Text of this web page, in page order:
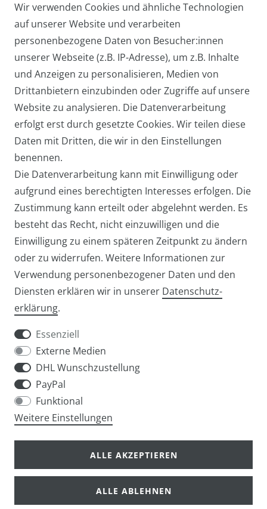
Leder, Made in Italy
109,00 € *
Neuheit
Handy-Umhängetasche TAMRA /
Abendtasche / Cross-Over mit
echtem Stierfell
ab 27,95 € *
Widerrufs­formular
Impressum Daten­schutz­erklärung
info@taschen-tony.de
© Copyright 2026 | Alle Rechte vorbehalten.
Wir verwenden Cookies und ähnliche Technologien
auf unserer Website und verarbeiten
personenbezogene Daten von Besucher:innen
unserer Webseite (z.B. IP-Adresse), um z.B. Inhalte
und Anzeigen zu personalisieren, Medien von
Drittanbietern einzubinden oder Zugriffe auf unsere
Website zu analysieren. Die Datenverarbeitung
erfolgt erst durch gesetzte Cookies. Wir teilen diese
Daten mit Dritten, die wir in den Einstellungen
benennen.
Die Datenverarbeitung kann mit Einwilligung oder
aufgrund eines berechtigten Interesses erfolgen. Die
Zustimmung kann erteilt oder abgelehnt werden. Es
besteht das Recht, nicht einzuwilligen und die
Einwilligung zu einem späteren Zeitpunkt zu ändern
oder zu widerrufen. Weitere Informationen zur
Verwendung personenbezogener Daten und den
Diensten erklären wir in unserer Daten­schutz­
erklärung.
Essenziell
Externe Medien
DHL Wunschzustellung
PayPal
Funktional
Weitere Einstellungen
ALLE AKZEPTIEREN
ALLE ABLEHNEN